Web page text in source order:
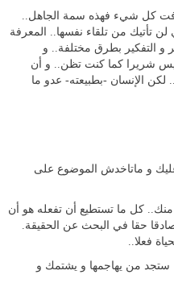
كل شيء فهذه سمة الجاهل..
تأتيك من تلقاء نفسها.. المعرفة
و التفكير بطرق مختلفة.. و
شريرا كما كنت تظن.. و أن
لكن الإنسان -بطبيعته- عدو ما
عليك و ماتاخدش الموضوع على
منك.. كل ما تستطيع أن تفعله هو أن
حقا في البحث عن الحقيقة.
فعلا..
ستجد من يهاجمها و يشتمك و